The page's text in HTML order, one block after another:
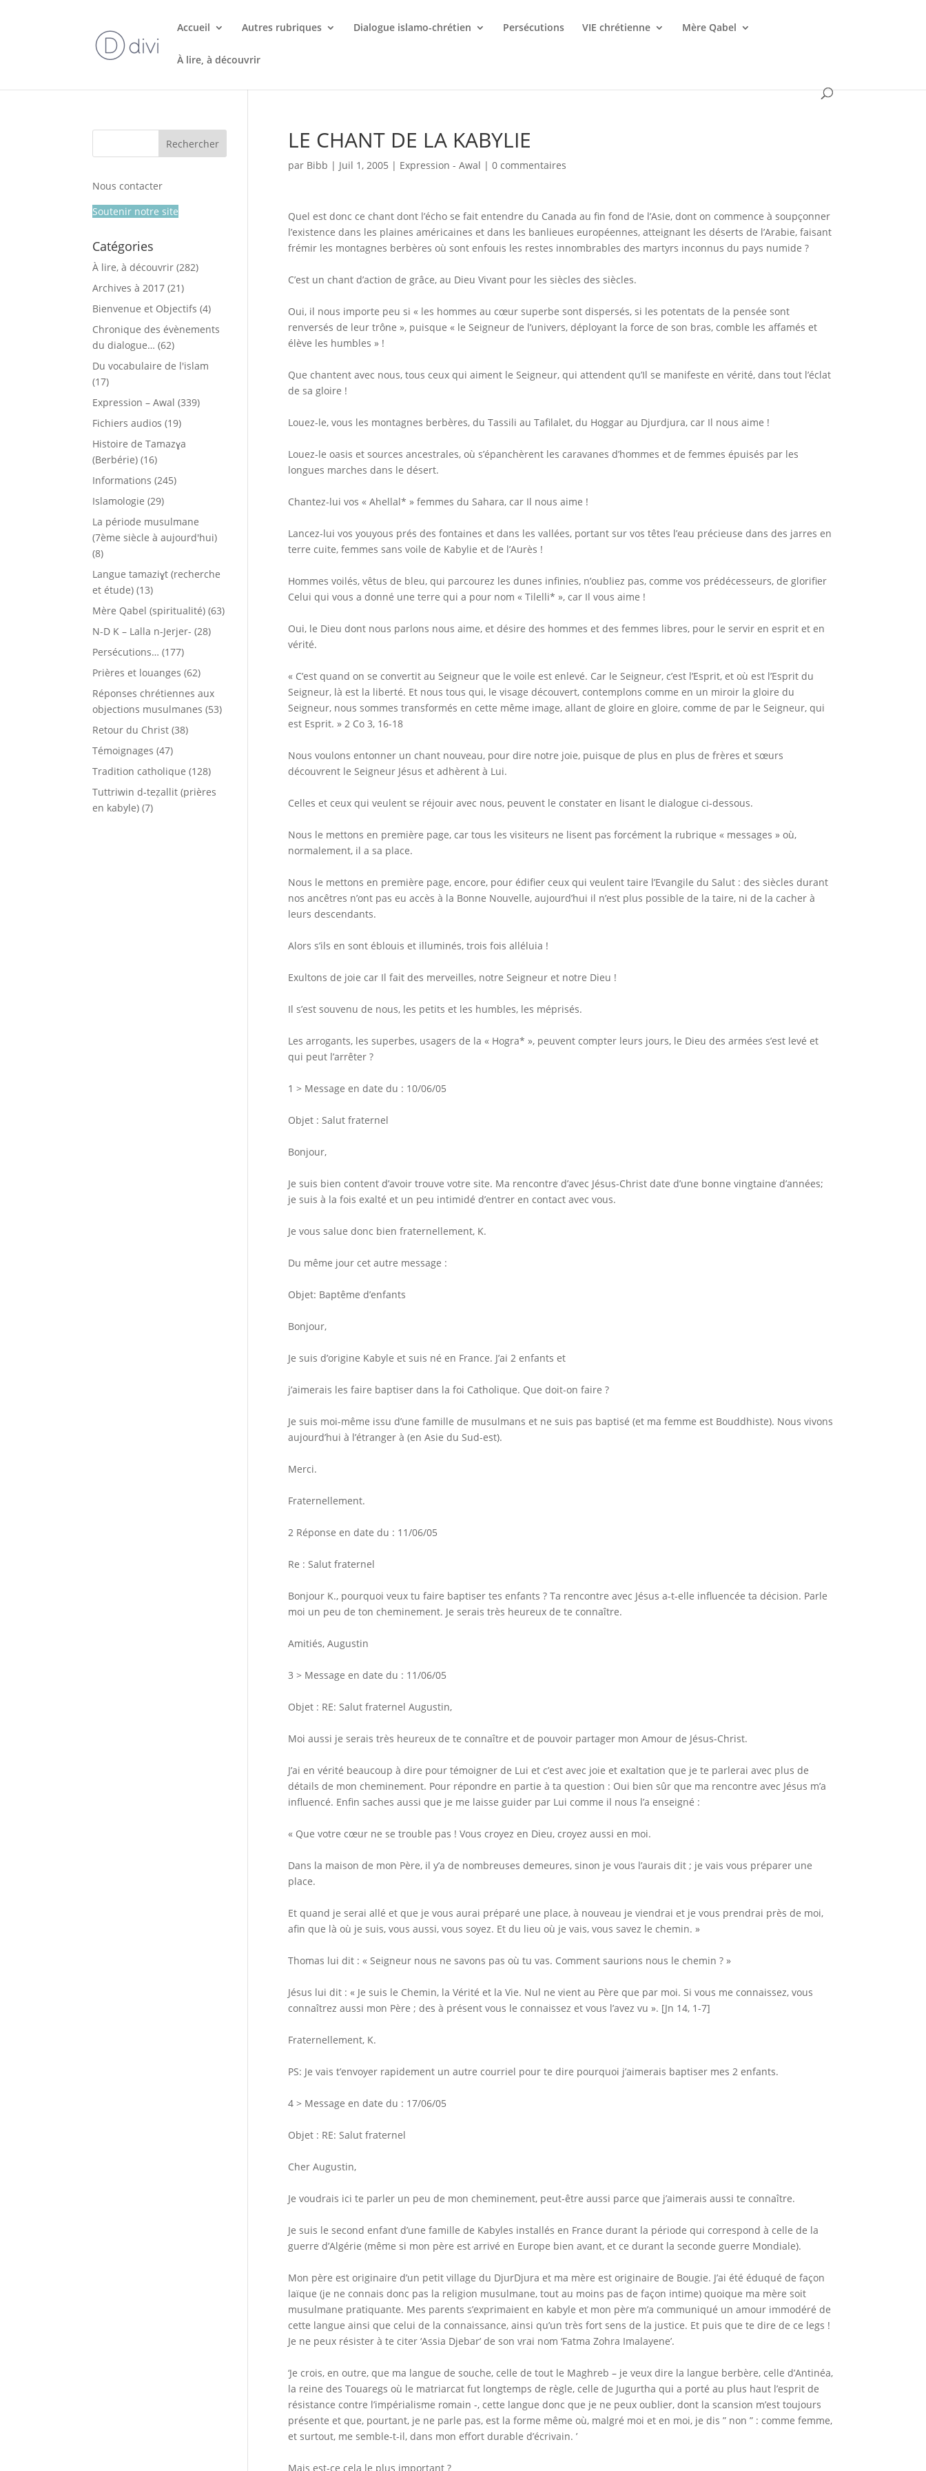
Accueil Autres rubriques Dialogue islamo-chrétien Persécutions VIE chrétienne Mère Qabel
À lire, à découvrir
LE CHANT DE LA KABYLIE
par Bibb | Juil 1, 2005 | Expression - Awal | 0 commentaires
Quel est donc ce chant dont l’écho se fait entendre du Canada au fin fond de l’Asie, dont on commence à soupçonner
l’existence dans les plaines américaines et dans les banlieues européennes, atteignant les déserts de l’Arabie, faisant
frémir les montagnes berbères où sont enfouis les restes innombrables des martyrs inconnus du pays numide ?
C’est un chant d’action de grâce, au Dieu Vivant pour les siècles des siècles.
Oui, il nous importe peu si « les hommes au cœur superbe sont dispersés, si les potentats de la pensée sont
renversés de leur trône », puisque « le Seigneur de l’univers, déployant la force de son bras, comble les affamés et
élève les humbles » !
Que chantent avec nous, tous ceux qui aiment le Seigneur, qui attendent qu’Il se manifeste en vérité, dans tout l’éclat
de sa gloire !
Louez-le, vous les montagnes berbères, du Tassili au Tafilalet, du Hoggar au Djurdjura, car Il nous aime !
Louez-le oasis et sources ancestrales, où s’épanchèrent les caravanes d’hommes et de femmes épuisés par les
longues marches dans le désert.
Chantez-lui vos « Ahellal* » femmes du Sahara, car Il nous aime !
Lancez-lui vos youyous prés des fontaines et dans les vallées, portant sur vos têtes l’eau précieuse dans des jarres en
terre cuite, femmes sans voile de Kabylie et de l’Aurès !
Hommes voilés, vêtus de bleu, qui parcourez les dunes infinies, n’oubliez pas, comme vos prédécesseurs, de glorifier
Celui qui vous a donné une terre qui a pour nom « Tilelli* », car Il vous aime !
Oui, le Dieu dont nous parlons nous aime, et désire des hommes et des femmes libres, pour le servir en esprit et en
vérité.
« C’est quand on se convertit au Seigneur que le voile est enlevé. Car le Seigneur, c’est l’Esprit, et où est l’Esprit du
Seigneur, là est la liberté. Et nous tous qui, le visage découvert, contemplons comme en un miroir la gloire du
Seigneur, nous sommes transformés en cette même image, allant de gloire en gloire, comme de par le Seigneur, qui
est Esprit. » 2 Co 3, 16-18
Nous voulons entonner un chant nouveau, pour dire notre joie, puisque de plus en plus de frères et sœurs
découvrent le Seigneur Jésus et adhèrent à Lui.
Celles et ceux qui veulent se réjouir avec nous, peuvent le constater en lisant le dialogue ci-dessous.
Nous le mettons en première page, car tous les visiteurs ne lisent pas forcément la rubrique « messages » où,
normalement, il a sa place.
Nous le mettons en première page, encore, pour édifier ceux qui veulent taire l’Evangile du Salut : des siècles durant
nos ancêtres n’ont pas eu accès à la Bonne Nouvelle, aujourd’hui il n’est plus possible de la taire, ni de la cacher à
leurs descendants.
Alors s’ils en sont éblouis et illuminés, trois fois alléluia !
Exultons de joie car Il fait des merveilles, notre Seigneur et notre Dieu !
Il s’est souvenu de nous, les petits et les humbles, les méprisés.
Les arrogants, les superbes, usagers de la « Hogra* », peuvent compter leurs jours, le Dieu des armées s’est levé et
qui peut l’arrêter ?
1 > Message en date du : 10/06/05
Objet : Salut fraternel
Bonjour,
Je suis bien content d’avoir trouve votre site. Ma rencontre d’avec Jésus-Christ date d’une bonne vingtaine d’années;
je suis à la fois exalté et un peu intimidé d’entrer en contact avec vous.
Je vous salue donc bien fraternellement, K.
Du même jour cet autre message :
Objet: Baptême d’enfants
Bonjour,
Je suis d’origine Kabyle et suis né en France. J’ai 2 enfants et
j’aimerais les faire baptiser dans la foi Catholique. Que doit-on faire ?
Je suis moi-même issu d’une famille de musulmans et ne suis pas baptisé (et ma femme est Bouddhiste). Nous vivons
aujourd’hui à l’étranger à (en Asie du Sud-est).
Merci.
Fraternellement.
2 Réponse en date du : 11/06/05
Re : Salut fraternel
Bonjour K., pourquoi veux tu faire baptiser tes enfants ? Ta rencontre avec Jésus a-t-elle influencée ta décision. Parle
moi un peu de ton cheminement. Je serais très heureux de te connaître.
Amitiés, Augustin
3 > Message en date du : 11/06/05
Objet : RE: Salut fraternel Augustin,
Moi aussi je serais très heureux de te connaître et de pouvoir partager mon Amour de Jésus-Christ.
J’ai en vérité beaucoup à dire pour témoigner de Lui et c’est avec joie et exaltation que je te parlerai avec plus de
détails de mon cheminement. Pour répondre en partie à ta question : Oui bien sûr que ma rencontre avec Jésus m’a
influencé. Enfin saches aussi que je me laisse guider par Lui comme il nous l’a enseigné :
« Que votre cœur ne se trouble pas ! Vous croyez en Dieu, croyez aussi en moi.
Dans la maison de mon Père, il y’a de nombreuses demeures, sinon je vous l’aurais dit ; je vais vous préparer une
place.
Et quand je serai allé et que je vous aurai préparé une place, à nouveau je viendrai et je vous prendrai près de moi,
afin que là où je suis, vous aussi, vous soyez. Et du lieu où je vais, vous savez le chemin. »
Thomas lui dit : « Seigneur nous ne savons pas où tu vas. Comment saurions nous le chemin ? »
Jésus lui dit : « Je suis le Chemin, la Vérité et la Vie. Nul ne vient au Père que par moi. Si vous me connaissez, vous
connaîtrez aussi mon Père ; des à présent vous le connaissez et vous l’avez vu ». [Jn 14, 1-7]
Fraternellement, K.
PS: Je vais t’envoyer rapidement un autre courriel pour te dire pourquoi j’aimerais baptiser mes 2 enfants.
4 > Message en date du : 17/06/05
Objet : RE: Salut fraternel
Cher Augustin,
Je voudrais ici te parler un peu de mon cheminement, peut-être aussi parce que j’aimerais aussi te connaître.
Je suis le second enfant d’une famille de Kabyles installés en France durant la période qui correspond à celle de la
guerre d’Algérie (même si mon père est arrivé en Europe bien avant, et ce durant la seconde guerre Mondiale).
Mon père est originaire d’un petit village du DjurDjura et ma mère est originaire de Bougie. J’ai été éduqué de façon
laïque (je ne connais donc pas la religion musulmane, tout au moins pas de façon intime) quoique ma mère soit
musulmane pratiquante. Mes parents s’exprimaient en kabyle et mon père m’a communiqué un amour immodéré de
cette langue ainsi que celui de la connaissance, ainsi qu’un très fort sens de la justice. Et puis que te dire de ce legs !
Je ne peux résister à te citer ‘Assia Djebar’ de son vrai nom ‘Fatma Zohra Imalayene’.
‘Je crois, en outre, que ma langue de souche, celle de tout le Maghreb – je veux dire la langue berbère, celle d’Antinéa,
la reine des Touaregs où le matriarcat fut longtemps de règle, celle de Jugurtha qui a porté au plus haut l’esprit de
résistance contre l’impérialisme romain -, cette langue donc que je ne peux oublier, dont la scansion m’est toujours
présente et que, pourtant, je ne parle pas, est la forme même où, malgré moi et en moi, je dis ” non ” : comme femme,
et surtout, me semble-t-il, dans mon effort durable d’écrivain. ’
Mais est-ce cela le plus important ?
Nous contacter
Soutenir notre site
Catégories
À lire, à découvrir (282)
Archives à 2017 (21)
Bienvenue et Objectifs (4)
Chronique des évènements
du dialogue… (62)
Du vocabulaire de l'islam
(17)
Expression – Awal (339)
Fichiers audios (19)
Histoire de Tamazɣa
(Berbérie) (16)
Informations (245)
Islamologie (29)
La période musulmane
(7ème siècle à aujourd'hui)
(8)
Langue tamaziɣt (recherche
et étude) (13)
Mère Qabel (spiritualité) (63)
N-D K – Lalla n-Jerjer- (28)
Persécutions… (177)
Prières et louanges (62)
Réponses chrétiennes aux
objections musulmanes (53)
Retour du Christ (38)
Témoignages (47)
Tradition catholique (128)
Tuttriwin d-teẓallit (prières
en kabyle) (7)